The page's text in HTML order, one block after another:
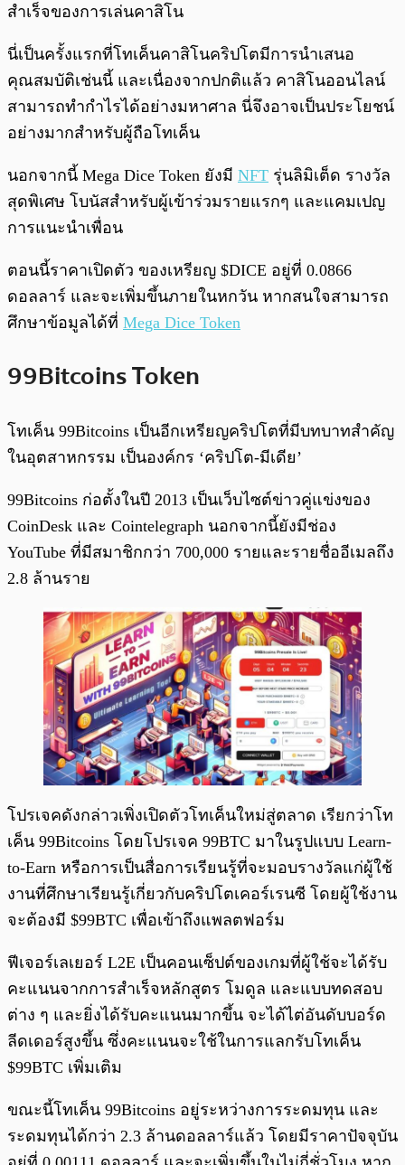
สำเร็จของการเล่นคาสิโน
นี่เป็นครั้งแรกที่โทเค็นคาสิโนคริปโตมีการนำเสนอ
คุณสมบัติเช่นนี้ และเนื่องจากปกติแล้ว คาสิโนออนไลน์
สามารถทำกำไรได้อย่างมหาศาล นี่จึงอาจเป็นประโยชน์
อย่างมากสำหรับผู้ถือโทเค็น
นอกจากนี้ Mega Dice Token ยังมี NFT รุ่นลิมิเต็ด รางวัล
สุดพิเศษ โบนัสสำหรับผู้เข้าร่วมรายแรกๆ และแคมเปญ
การแนะนำเพื่อน
ตอนนี้ราคาเปิดตัว ของเหรียญ $DICE อยู่ที่ 0.0866
ดอลลาร์ และจะเพิ่มขึ้นภายในหกวัน หากสนใจสามารถ
ศึกษาข้อมูลได้ที่ Mega Dice Token
99Bitcoins Token
โทเค็น 99Bitcoins เป็นอีกเหรียญคริปโตที่มีบทบาทสำคัญ
ในอุตสาหกรรม เป็นองค์กร ‘คริปโต-มีเดีย’
99Bitcoins ก่อตั้งในปี 2013 เป็นเว็บไซต์ข่าวคู่แข่งของ
CoinDesk และ Cointelegraph นอกจากนี้ยังมีช่อง
YouTube ที่มีสมาชิกกว่า 700,000 รายและรายชื่ออีเมลถึง
2.8 ล้านราย
โปรเจคดังกล่าวเพิ่งเปิดตัวโทเค็นใหม่สู่ตลาด เรียกว่าโท
เค็น 99Bitcoins โดยโปรเจค 99BTC มาในรูปแบบ Learn-
to-Earn หรือการเป็นสื่อการเรียนรู้ที่จะมอบรางวัลแก่ผู้ใช้
งานที่ศึกษาเรียนรู้เกี่ยวกับคริปโตเคอร์เรนซี โดยผู้ใช้งาน
จะต้องมี $99BTC เพื่อเข้าถึงแพลตฟอร์ม
ฟีเจอร์เลเยอร์ L2E เป็นคอนเซ็ปต์ของเกมที่ผู้ใช้จะได้รับ
คะแนนจากการสำเร็จหลักสูตร โมดูล และแบบทดสอบ
ต่าง ๆ และยิ่งได้รับคะแนนมากขึ้น จะได้ไต่อันดับบอร์ด
ลีดเดอร์สูงขึ้น ซึ่งคะแนนจะใช้ในการแลกรับโทเค็น
$99BTC เพิ่มเติม
ขณะนี้โทเค็น 99Bitcoins อยู่ระหว่างการระดมทุน และ
ระดมทุนได้กว่า 2.3 ล้านดอลลาร์แล้ว โดยมีราคาปัจจุบัน